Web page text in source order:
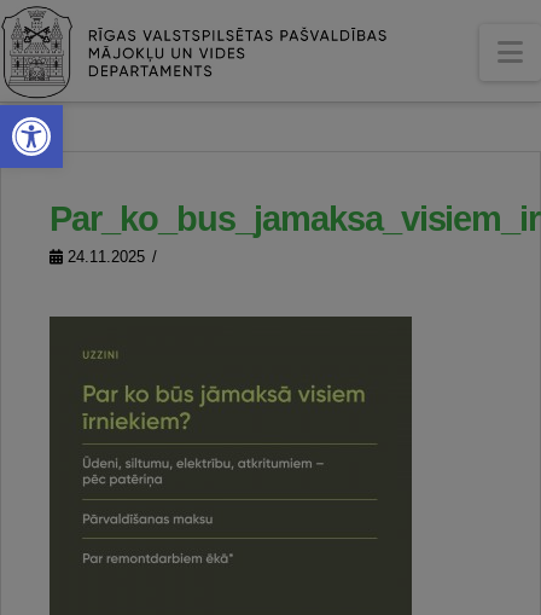
Open toolbar
24.11.2025